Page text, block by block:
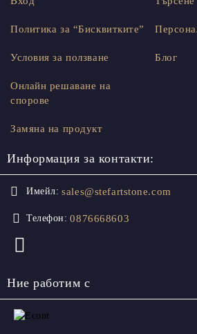
Политика за “Бисквитките”
Условия за ползване
Онлайн решаване на
спорове
Замяна на продукт
Блог
Информация за контакти:
Имейл: sales@stefartstone.com
Телефон: 0876668603
Ние работим с